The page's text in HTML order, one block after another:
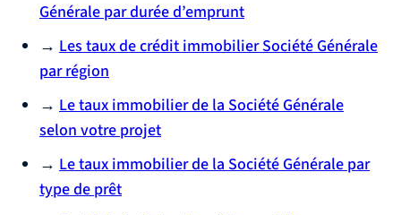
Générale par durée d’emprunt
→ Les taux de crédit immobilier Société Générale
par région
→ Le taux immobilier de la Société Générale
selon votre projet
→ Le taux immobilier de la Société Générale par
type de prêt